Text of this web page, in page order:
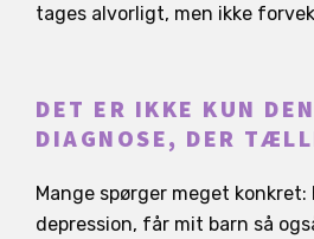
tages alvorligt, men ikke
DET ER IKKE KUN
DIAGNOSE, DER
Mange spørger meget konkret:
depression, får mit barn så